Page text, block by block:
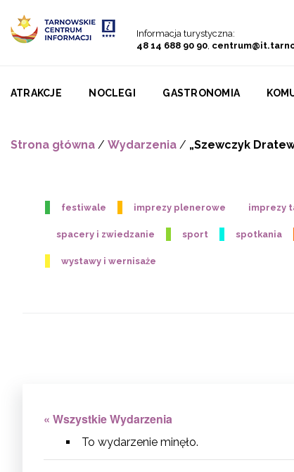
Informacja turystyczna:
48 14 688 90 90,
ATRAKCJE NOCLEGI GASTRONOMIA
Strona główna / Wydarzenia / „Szewczyk
festiwale imprezy plenerowe imprezy
spacery i zwiedzanie sport spotkania
wystawy i wernisaże
« Wszystkie Wydarzenia
To wydarzenie minęło.